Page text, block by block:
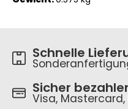
Schnelle
Sicher
Visa, Mastercard,